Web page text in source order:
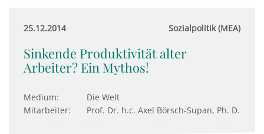
25.12.2014 Sozialpolitik (MEA)
Sinkende Produktivität alter
Arbeiter? Ein Mythos!
Medium:
Die Welt
Mitarbeiter:
Prof. Dr. h.c. Axel Börsch-Supan, Ph. D.